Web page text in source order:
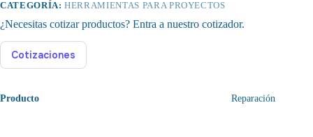
CATEGORÍA:HERRAMIENTAS PARA PROYECTOS
¿Necesitas cotizar productos? Entra a nuestro cotizador.
Cotizaciones
Producto Reparación